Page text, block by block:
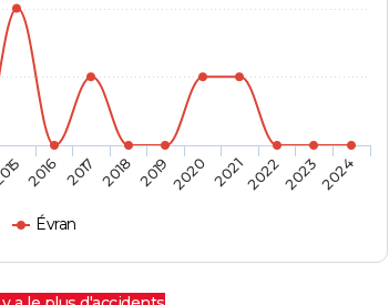
Évran
2016 2017 2018 20192020 2021202220232024